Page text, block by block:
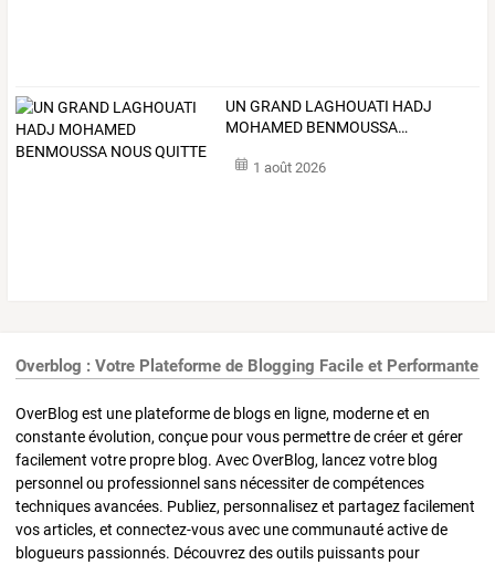
UN GRAND LAGHOUATI HADJ
MOHAMED BENMOUSSA…
1 août 2026
Overblog : Votre Plateforme de Blogging Facile et Performante
OverBlog est une plateforme de blogs en ligne, moderne et en
constante évolution, conçue pour vous permettre de créer et gérer
facilement votre propre blog. Avec OverBlog, lancez votre blog
personnel ou professionnel sans nécessiter de compétences
techniques avancées. Publiez, personnalisez et partagez facilement
vos articles, et connectez-vous avec une communauté active de
blogueurs passionnés. Découvrez des outils puissants pour